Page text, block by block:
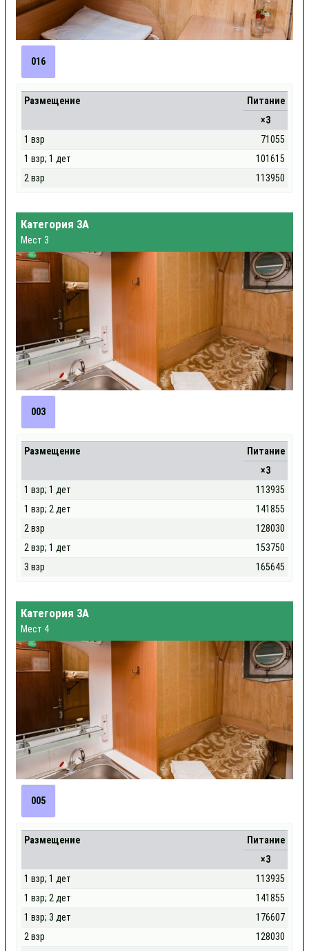
016
Размещение
Питание
×3
1 взр
71055
1 взр; 1 дет
101615
2 взр
113950
Категория 3А
Мест 3
003
Размещение
Питание
×3
1 взр; 1 дет
113935
1 взр; 2 дет
141855
2 взр
128030
2 взр; 1 дет
153750
3 взр
165645
Категория 3А
Мест 4
005
Размещение
Питание
×3
1 взр; 1 дет
113935
1 взр; 2 дет
141855
1 взр; 3 дет
176607
2 взр
128030